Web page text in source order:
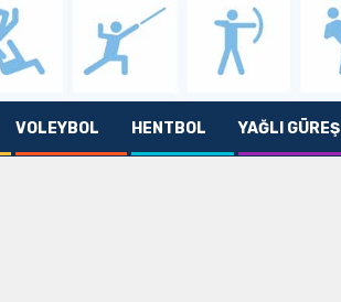
VOLEYBOL HENTBOL YAĞLI GÜREŞ